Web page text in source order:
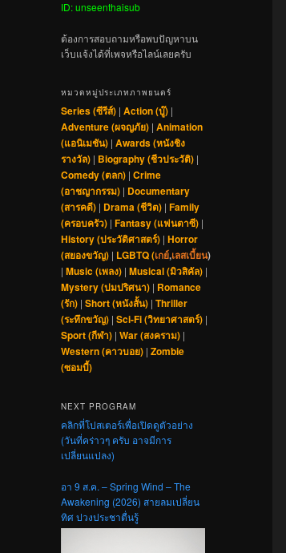
ID: unseenthaisub
ต้องการสอบถามหรือพบปัญหาบน
เว็บแจ้งได้ที่เพจหรือไลน์เลยครับ
หมวดหมู่ประเภทภาพยนตร์
Series (ซีรีส์) | Action (บู๊) |
Adventure (ผจญภัย) | Animation
(แอนิเมชัน) | Awards (หนังชิง
รางวัล) | Biography (ชีวประวัติ) |
Comedy (ตลก) | Crime
(อาชญากรรม) | Documentary
(สารคดี) | Drama (ชีวิต) | Family
(ครอบครัว) | Fantasy (แฟนตาซี) |
History (ประวัติศาสตร์) | Horror
(สยองขวัญ) | LGBTQ (เกย์,เลสเบี้ยน)
| Music (เพลง) | Musical (มิวสิคัล) |
Mystery (ปมปริศนา) | Romance
(รัก) | Short (หนังสั้น) | Thriller
(ระทึกขวัญ) | Sci-Fi (วิทยาศาสตร์) |
Sport (กีฬา) | War (สงคราม) |
Western (คาวบอย) | Zombie
(ซอมบี้)
NEXT PROGRAM
คลิกที่โปสเตอร์เพื่อเปิดดูตัวอย่าง
(วันที่คร่าวๆ ครับ อาจมีการ
เปลี่ยนแปลง)
อา 9 ส.ค. – Spring Wind – The
Awakening (2026) สายลมเปลี่ยน
ทิศ ปวงประชาตื่นรู้